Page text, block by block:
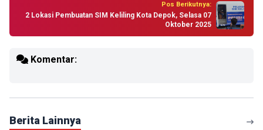
Pos Berikutnya:
2 Lokasi Pembuatan SIM Keliling Kota Depok, Selasa 07
Oktober 2025
Komentar:
Berita Lainnya